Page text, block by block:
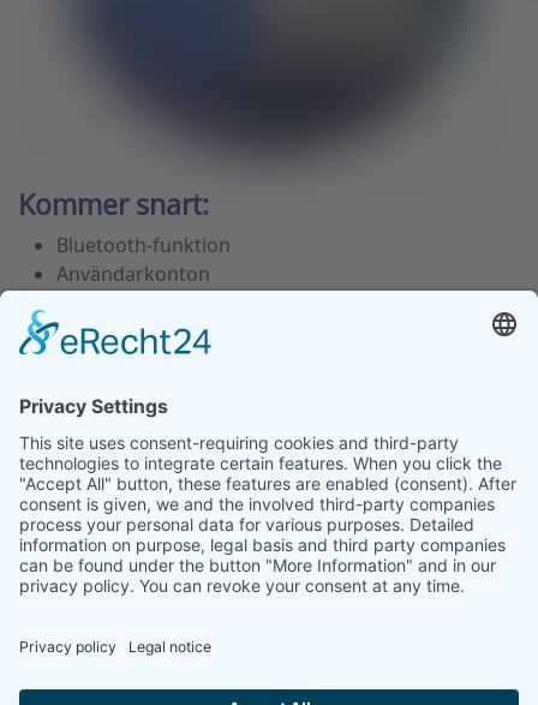
Kommer snart:
Bluetooth-funktion
Användarkonton
Automatisk ”spolning” av vattenkvalitetssensorn
(efter långa perioder av inaktivitet)
Revisionsspår
Fjärrunderhåll
Larmfunktion
Välj ditt språk